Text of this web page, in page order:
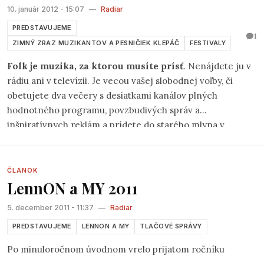
10. január 2012 - 15:07 — Radiar
PREDSTAVUJEME
ZIMNÝ ZRAZ MUZIKANTOV A PESNIČIEK KLEPÁČ
FESTIVALY
1
Folk je muzika, za ktorou musíte prísť. Nenájdete ju v
rádiu ani v televízii. Je vecou vašej slobodnej voľby, či
obetujete dva večery s desiatkami kanálov plných
hodnotného programu, povzbudivých správ a
inšpiratívnych reklám a prídete do starého mlyna v
pretože ich do Bratislavy nikto nepozve zahrať -
okremHudobnej spoločnosti Gran
ČLÁNOK
LennON a MY 2011
5. december 2011 - 11:37 — Radiar
PREDSTAVUJEME LENNON A MY TLAČOVÉ SPRÁVY
Po minuloročnom úvodnom vrelo prijatom ročníku